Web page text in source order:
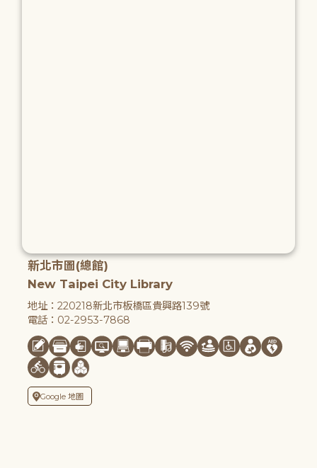
新北市圖(總館)
New Taipei City Library
地址：220218新北市板橋區貴興路139號
電話：02-2953-7868
Google 地圖